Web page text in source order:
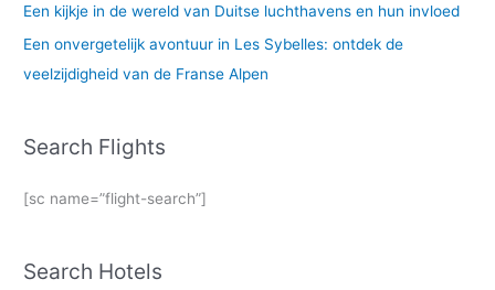
Een kijkje in de wereld van Duitse luchthavens en hun invloed
Een onvergetelijk avontuur in Les Sybelles: ontdek de
veelzijdigheid van de Franse Alpen
Search Flights
[sc name=”flight-search”]
Search Hotels